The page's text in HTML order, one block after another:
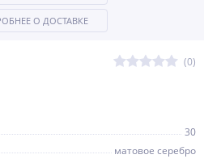
(0)
О ДОСТАВКЕ
30
матовое серебро